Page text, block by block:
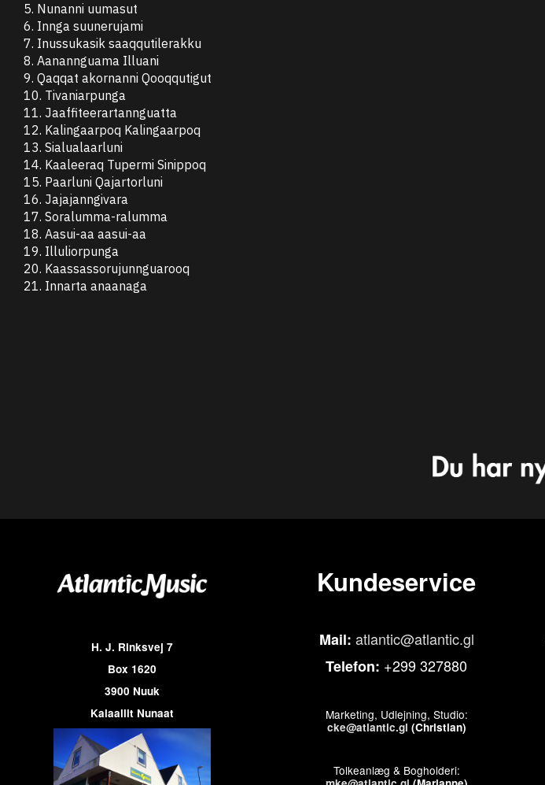
5. Nunanni uumasut
6. Innga suunerujami
7. Inussukasik saaqqutilerakku
8. Aanannguama Illuani
9. Qaqqat akornanni Qooqqutigut
10. Tivaniarpunga
11. Jaaffiteerartannguatta
12. Kalingaarpoq Kalingaarpoq
13. Sialualaarluni
14. Kaaleeraq Tupermi Sinippoq
15. Paarluni Qajartorluni
16. Jajajanngivara
17. Soralumma-ralumma
18. Aasui-aa aasui-aa
19. Illuliorpunga
20. Kaassassorujunnguarooq
21. Innarta anaanaga
H. J. Rinksvej 7
Box 1620
3900 Nuuk
Kalaallit Nunaat
Kundeservice
Mail: atlantic@atlantic.gl
Telefon: +299 327880
Marketing, Udlejning, Studio:
cke@atlantic.gl (Christian)
Tolkeanlæg & Bogholderi: